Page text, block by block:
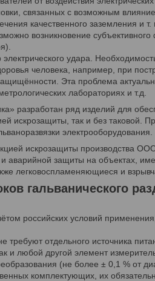
связанных с возможным
качественного заземления
возникновение
удара.
человека, например, при
Эта проблема
лабораториях и т.д.
разработан ряд изделий для
искрозащиты, так и без
электрооборудования.
искрозащиты производства
аварийной защиты на объектах,
легковоспламеняющиеся и
гальванического
российских условий
требуют отдельного источника
и любой другой элемент
(не более ± 0,1 % от
комплектующих, их